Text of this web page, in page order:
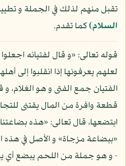
تقبل منهم لذلك في الجملة و
السلام)كما تقدم.
قوله تعالى: «و قال لفتيانه
لعلهم يعرفونها إذا انقلبوا إلى
الفتيان جمع الفتى و هو الغلام،
قطعة وافرة من المال يقتنى
ابتضعها، قال تعالى: «هذه
«ببضاعة مزجاة» و الأصل في هذه
- و هو جملة من اللحم يبضع أي